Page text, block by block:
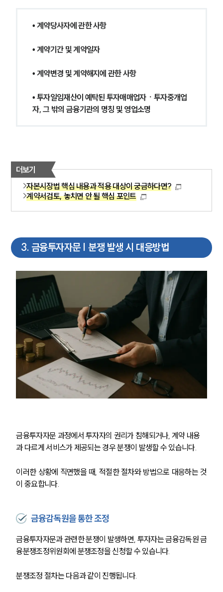
• 계약당사자에 관한 사항
• 계약기간 및 계약일자
• 계약변경 및 계약해지에 관한 사항
• 투자일임재산이 예탁된 투자매매업자ㆍ투자중개업
자, 그 밖의 금융기관의 명칭 및 영업소명
더보기
자본시장법 핵심 내용과 적용 대상이 궁금하다면?
계약서검토, 놓치면 안 될 핵심 포인트
3. 금융투자자문 | 분쟁 발생 시 대응방법
금융투자자문 과정에서 투자자의 권리가 침해되거나, 계약 내용
과 다르게 서비스가 제공되는 경우 분쟁이 발생할 수 있습니다.
이러한 상황에 직면했을 때, 적절한 절차와 방법으로 대응하는 것
이 중요합니다.
금융감독원을 통한 조정
금융투자자문과 관련한 분쟁이 발생하면, 투자자는 금융감독원 금
융분쟁조정위원회에 분쟁조정을 신청할 수 있습니다.
분쟁조정 절차는 다음과 같이 진행됩니다.